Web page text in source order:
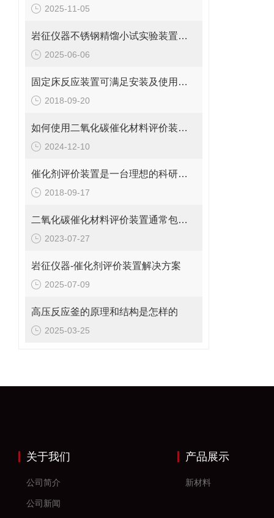
2025-11-05
岩征仪器不锈钢精馏小试实验装置核心参数、应用场景
2025-06-06
固定床反应装置可满足安装及使用的严格要求
2018-09-20
如何使用二氧化碳催化材料评价装置优化催化反应
2024-12-10
催化剂评价装置是一台理想的科研型装置
2018-09-17
二氧化碳催化材料评价装置通常包括哪几个主要组件？
2023-07-27
岩征仪器-催化剂评价装置解决方案
2025-07-09
高压反应釜的原理和结构是怎样的
2025-03-25
关于我们
公司简介
公司新闻
产品展示
新材料